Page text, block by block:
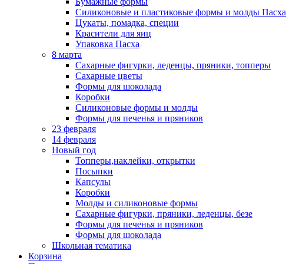
Силиконовые и пластиковые формы и молды Пасха
Цукаты, помадка, специи
Красители для яиц
Упаковка Пасха
8 марта
Сахарные фигурки, леденцы, пряники, топперы
Сахарные цветы
Формы для шоколада
Коробки
Силиконовые формы и молды
Формы для печенья и пряников
23 февраля
14 февраля
Новый год
Топперы,наклейки, открытки
Посыпки
Капсулы
Коробки
Молды и силиконовые формы
Сахарные фигурки, пряники, леденцы, безе
Формы для печенья и пряников
Формы для шоколада
Школьная тематика
Корзина